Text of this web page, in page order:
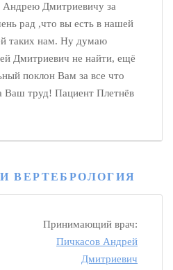
Андрею Дмитриевичу за
рад ,что вы есть в нашей
таких нам. Ну думаю
Дмитриевич не найти, ещё
поклон Вам за все что
Ваш труд! Пациент Плетнёв
ВЕРТЕБРОЛОГИЯ
Принимающий врач:
Пичкасов Андрей
Дмитриевич